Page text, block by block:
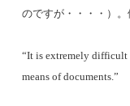
のですが・・・・）。
“It is extremely difficult
means of documents.”